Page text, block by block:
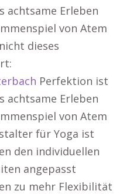
achtsame Erleben
von Atem
dieses
Perfektion ist
achtsame Erleben
von Atem
für Yoga ist
den individuellen
angepasst
zu mehr Flexibilität